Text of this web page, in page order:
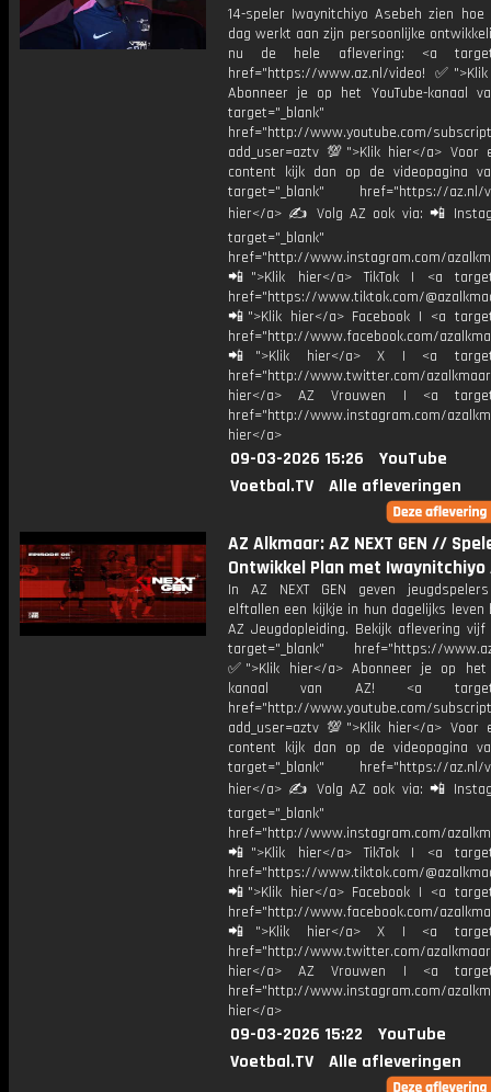
14-speler Iwaynitchiyo Asebeh zien
dag werkt aan zijn persoonlijke
nu de hele aflevering: <a
href="https://www.az.nl/video!
Abonneer je op het YouTube-kanaal
target="_blank"
href="http://www.youtube.com/
add_user=aztv 💯">Klik hier</a> Voor
content kijk dan op de videopagina
target="_blank" href="https://az.nl/
hier</a> ✍ Volg AZ ook via: 📲
target="_blank"
href="http://www.instagram.com/
📲">Klik hier</a> TikTok | <a
href="https://www.tiktok.com/
📲">Klik hier</a> Facebook | <a
href="http://www.facebook.com/
📲">Klik hier</a> X | <a
href="http://www.twitter.com/
hier</a> AZ Vrouwen | <a
href="http://www.instagram.com/
hier</a>
09-03-2026 15:26
YouTube
Voetbal.TV
Alle afleveringen
AZ Alkmaar: AZ NEXT GEN //
Ontwikkel Plan met Iwaynitchiyo
In AZ NEXT GEN geven
elftallen een kijkje in hun dagelijks leven
AZ Jeugdopleiding. Bekijk aflevering
target="_blank" href="https://
✅">Klik hier</a> Abonneer je op het
kanaal van AZ! <a
href="http://www.youtube.com/
add_user=aztv 💯">Klik hier</a> Voor
content kijk dan op de videopagina
target="_blank" href="https://az.nl/
hier</a> ✍ Volg AZ ook via: 📲
target="_blank"
href="http://www.instagram.com/
📲">Klik hier</a> TikTok | <a
href="https://www.tiktok.com/
📲">Klik hier</a> Facebook | <a
href="http://www.facebook.com/
📲">Klik hier</a> X | <a
href="http://www.twitter.com/
hier</a> AZ Vrouwen | <a
href="http://www.instagram.com/
hier</a>
09-03-2026 15:22
YouTube
Voetbal.TV
Alle afleveringen